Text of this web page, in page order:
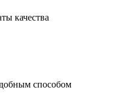
качества
способом